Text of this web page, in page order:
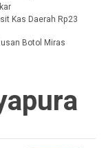
Kas Daerah Rp23
Botol Miras